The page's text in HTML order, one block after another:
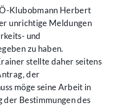
Klubobmann Herbert
unrichtige Meldungen
und
zu haben.
stellte daher seitens
der
möge seine Arbeit in
der Bestimmungen des